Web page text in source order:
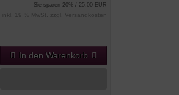
Sie sparen 20% / 25,00 EUR
inkl. 19 % MwSt. zzgl. Versandkosten
In den Warenkorb